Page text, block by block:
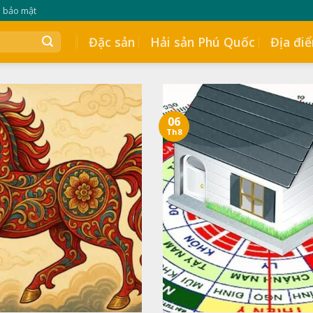
bảo mật
Đặc sản Hải sản Phú Quốc Địa
06
Th8